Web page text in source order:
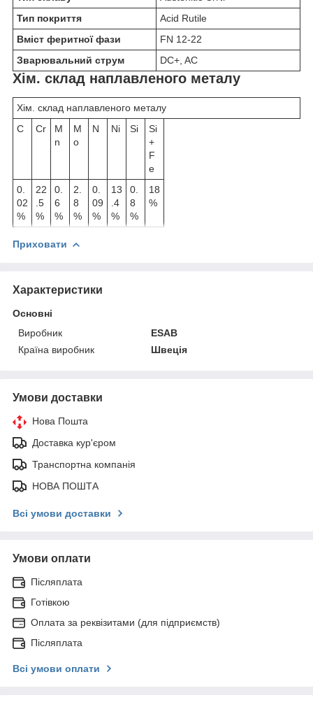
Тип покриття
Acid Rutile
Вміст феритної фази
FN 12-22
Зварювальний струм
DC+, AC
Хім. склад наплавленого металу
Хім. склад наплавленого металу
C
Cr
M
n
M
o
N Ni Si
Si
+
F
e
0.
02
%
22
.5
%
0.
6
%
2.
8
%
0.
09
%
13
.4
%
0.
8
%
18
%
Приховати
Характеристики
Основні
Виробник
ESAB
Країна виробник
Швеція
Умови доставки
Нова Пошта
Доставка кур'єром
Транспортна компанія
НОВА ПОШТА
Всі умови доставки
Умови оплати
Післяплата
Готівкою
Оплата за реквізитами (для підприємств)
Післяплата
Всі умови оплати